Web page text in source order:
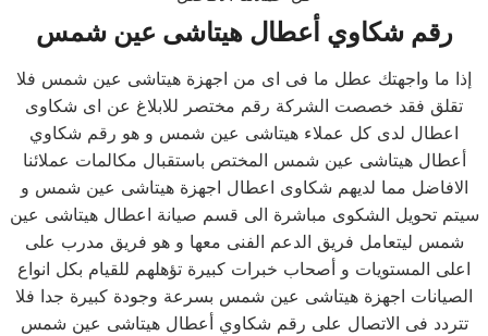
رقم شكاوي أعطال هيتاشى عين شمس
إذا ما واجهتك عطل ما فى اى من اجهزة هيتاشى عين شمس فلا
تقلق فقد خصصت الشركة رقم مختصر للابلاغ عن اى شكاوى
اعطال لدى كل عملاء هيتاشى عين شمس و هو رقم شكاوي
أعطال هيتاشى عين شمس المختص باستقبال مكالمات عملائنا
الافاضل مما لديهم شكاوى اعطال اجهزة هيتاشى عين شمس و
سيتم تحويل الشكوى مباشرة الى قسم صيانة اعطال هيتاشى عين
شمس ليتعامل فريق الدعم الفنى معها و هو فريق مدرب على
اعلى المستويات و أصحاب خبرات كبيرة تؤهلهم للقيام بكل انواع
الصيانات اجهزة هيتاشى عين شمس بسرعة وجودة كبيرة جدا فلا
تتردد فى الاتصال على رقم شكاوي أعطال هيتاشى عين شمس